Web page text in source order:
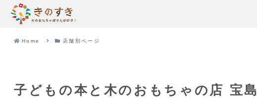
Home 店舗別ページ
子どもの本と木のおもちゃの店 宝島